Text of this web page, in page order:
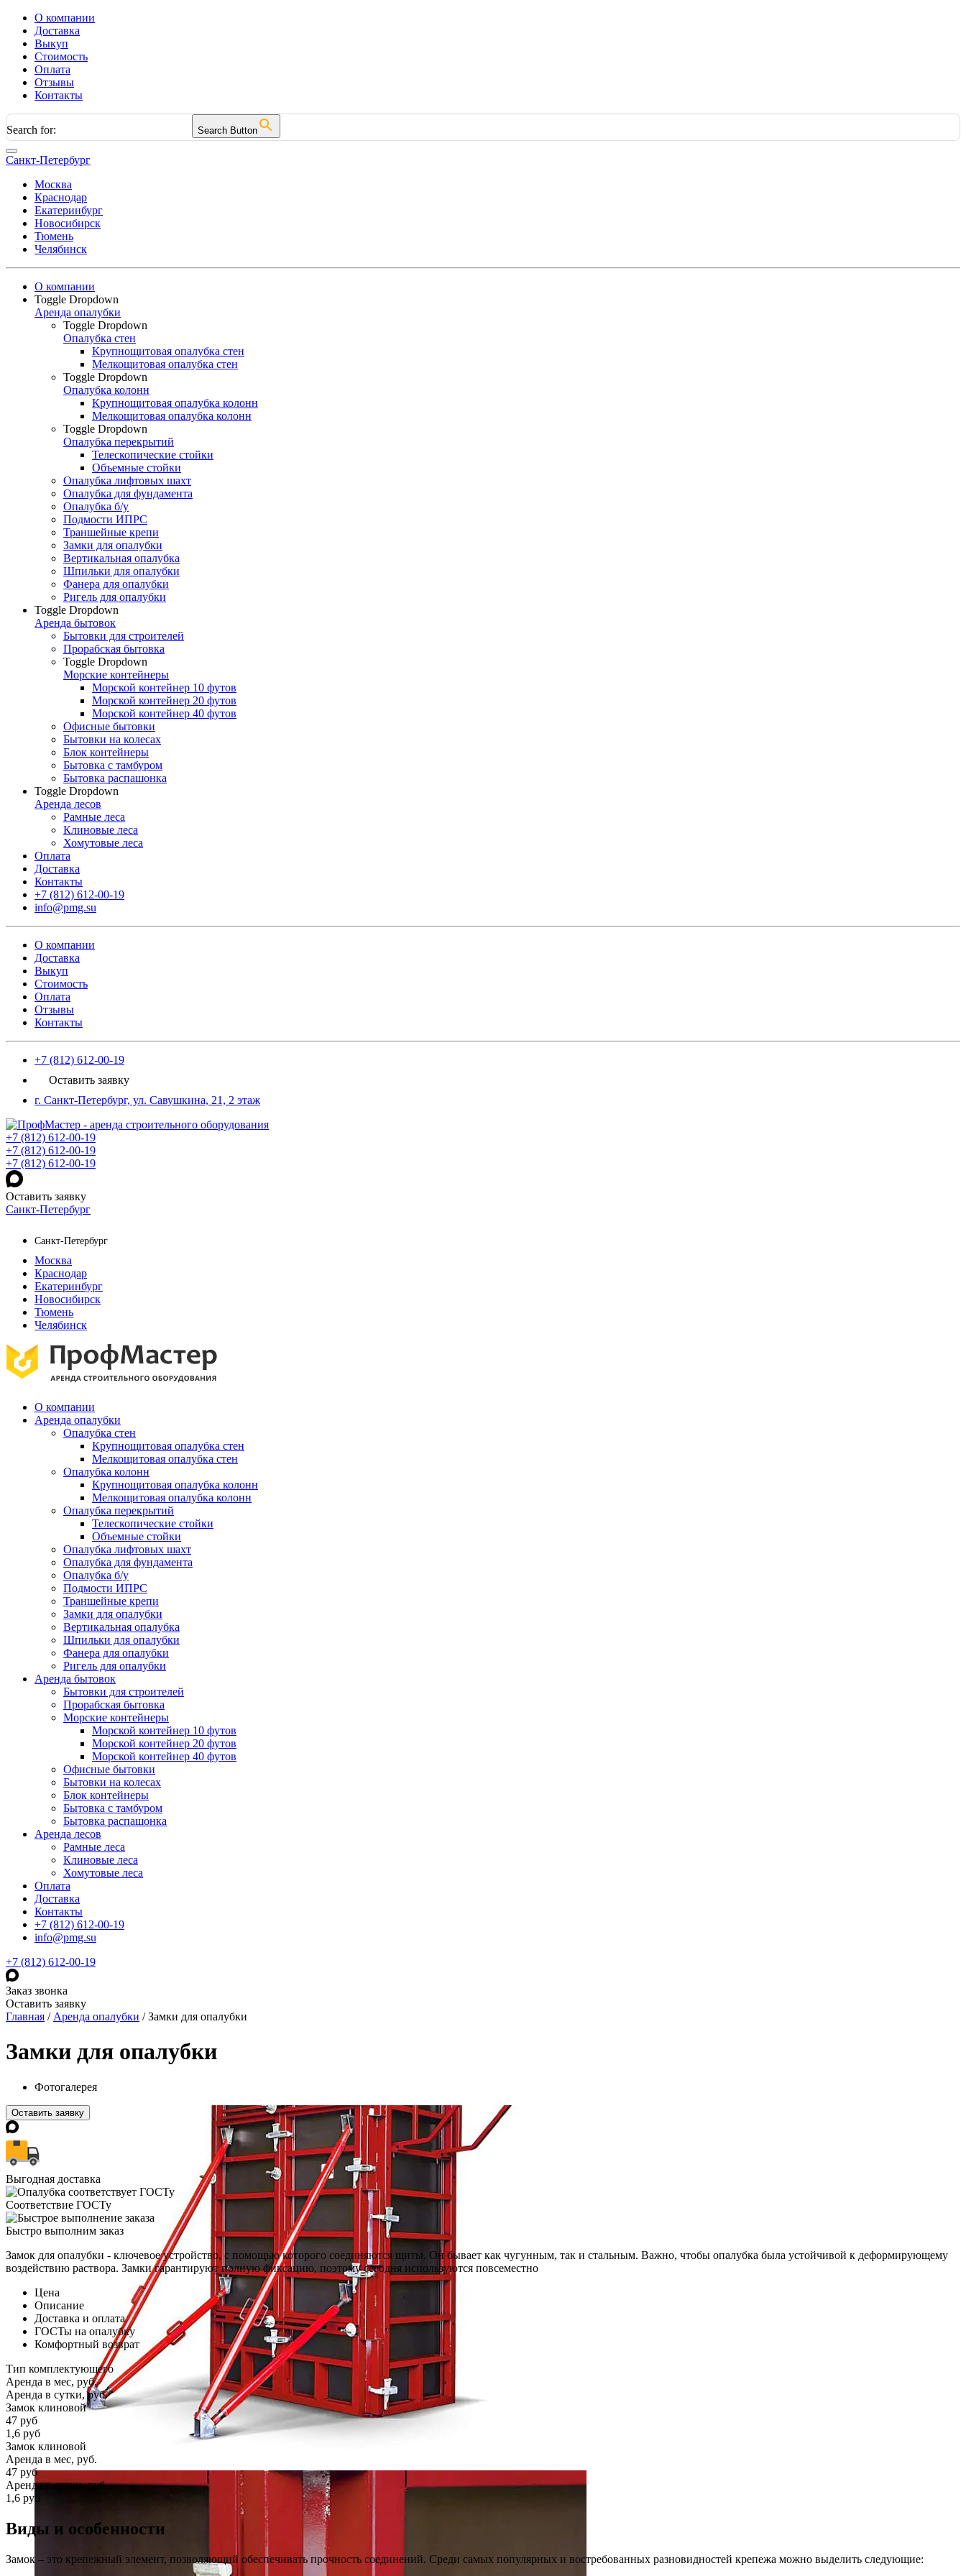
О компании
Доставка
Выкуп
Стоимость
Оплата
Отзывы
Контакты
Search for: Search Button
Санкт-Петербург
Москва
Краснодар
Екатеринбург
Новосибирск
Тюмень
Челябинск
О компании
Toggle Dropdown
Аренда опалубки
Toggle Dropdown
Опалубка стен
Крупнощитовая опалубка стен
Мелкощитовая опалубка стен
Toggle Dropdown
Опалубка колонн
Крупнощитовая опалубка колонн
Мелкощитовая опалубка колонн
Toggle Dropdown
Опалубка перекрытий
Телескопические стойки
Объемные стойки
Опалубка лифтовых шахт
Опалубка для фундамента
Опалубка б/у
Подмости ИПРС
Траншейные крепи
Замки для опалубки
Вертикальная опалубка
Шпильки для опалубки
Фанера для опалубки
Ригель для опалубки
Toggle Dropdown
Аренда бытовок
Бытовки для строителей
Прорабская бытовка
Toggle Dropdown
Морские контейнеры
Морской контейнер 10 футов
Морской контейнер 20 футов
Морской контейнер 40 футов
Офисные бытовки
Бытовки на колесах
Блок контейнеры
Бытовка с тамбуром
Бытовка распашонка
Toggle Dropdown
Аренда лесов
Рамные леса
Клиновые леса
Хомутовые леса
Оплата
Доставка
Контакты
+7 (812) 612-00-19
info@pmg.su
О компании
Доставка
Выкуп
Стоимость
Оплата
Отзывы
Контакты
+7 (812) 612-00-19
Оставить заявку
г. Санкт-Петербург, ул. Савушкина, 21, 2 этаж
+7 (812) 612-00-19
+7 (812) 612-00-19
+7 (812) 612-00-19
Оставить заявку
Санкт-Петербург
Санкт-Петербург
Москва
Краснодар
Екатеринбург
Новосибирск
Тюмень
Челябинск
О компании
Аренда опалубки
Опалубка стен
Крупнощитовая опалубка стен
Мелкощитовая опалубка стен
Опалубка колонн
Крупнощитовая опалубка колонн
Мелкощитовая опалубка колонн
Опалубка перекрытий
Телескопические стойки
Объемные стойки
Опалубка лифтовых шахт
Опалубка для фундамента
Опалубка б/у
Подмости ИПРС
Траншейные крепи
Замки для опалубки
Вертикальная опалубка
Шпильки для опалубки
Фанера для опалубки
Ригель для опалубки
Аренда бытовок
Бытовки для строителей
Прорабская бытовка
Морские контейнеры
Морской контейнер 10 футов
Морской контейнер 20 футов
Морской контейнер 40 футов
Офисные бытовки
Бытовки на колесах
Блок контейнеры
Бытовка с тамбуром
Бытовка распашонка
Аренда лесов
Рамные леса
Клиновые леса
Хомутовые леса
Оплата
Доставка
Контакты
+7 (812) 612-00-19
info@pmg.su
+7 (812) 612-00-19
Заказ звонка
Оставить заявку
Главная / Аренда опалубки /Замки для опалубки
Замки для опалубки
Фотогалерея
Оставить заявку
Выгодная доставка
Соответствие ГОСТу
Быстро выполним заказ
Замок для опалубки - ключевое устройство, с помощью которого соединяются щиты. Он бывает как чугунным, так и стальным. Важно, чтобы опалубка была устойчивой к деформирующему
воздействию раствора. Замки гарантируют полную фиксацию, поэтому сегодня используются повсеместно
Цена
Описание
Доставка и оплата
ГОСТы на опалубку
Комфортный возврат
Тип комплектующего
Аренда в мес, руб.
Аренда в сутки, руб.
Замок клиновой
47 руб
1,6 руб
Замок клиновой
Аренда в мес, руб.
47 руб
Аренда в сутки, руб.
1,6 руб
Виды и особенности
Замок – это крепежный элемент, позволяющий обеспечивать прочность соединений. Среди самых популярных и востребованных разновидностей крепежа можно выделить следующие: